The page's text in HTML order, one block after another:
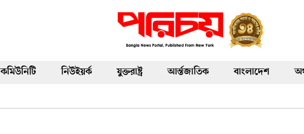
কমিউনিটি নিউইয়র্ক যুক্তরাষ্ট্র আর্ন্তজাতিক বাংলাদেশ